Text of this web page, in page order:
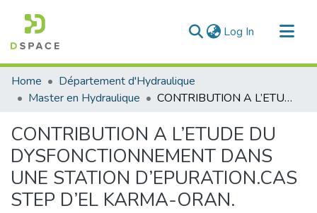
Log In (current)
Communities & Collections
All of DSpace
Home
Département d'Hydraulique
Master en Hydraulique
CONTRIBUTION A L’ETUDE DU DYSFONCTIONNEMENT DANS UNE STATION D’EPURATION.CAS STEP D’EL KARMA-ORAN.
CONTRIBUTION A L’ETUDE DU
DYSFONCTIONNEMENT DANS
UNE STATION D’EPURATION.CAS
STEP D’EL KARMA-ORAN.